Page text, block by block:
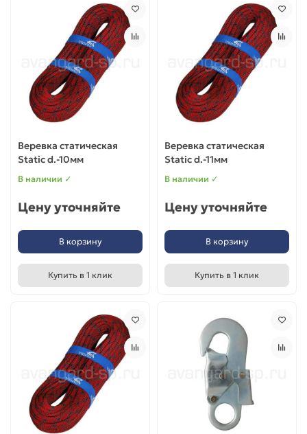
Веревка статическая
Static d.-10мм
В наличии ✓
Цену уточняйте
В корзину
Купить в 1 клик
Веревка статическая
Static d.-11мм
В наличии ✓
Цену уточняйте
В корзину
Купить в 1 клик